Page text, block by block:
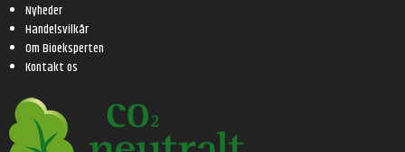
Nyheder
Handelsvilkår
Om Bioeksperten
Kontakt os